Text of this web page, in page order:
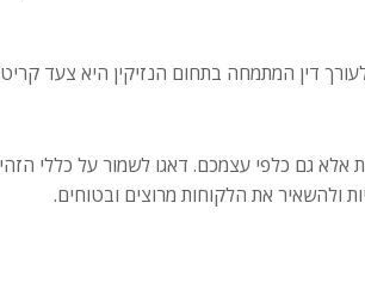
דין המתמחה בתחום הנזיקין היא צעד
גם כלפי עצמכם. דאגו לשמור על כללי
ולהשאיר את הלקוחות מרוצים ובטוחים.